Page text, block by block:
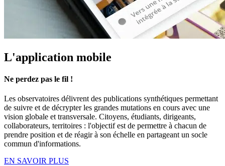
L'application mobile
Ne perdez pas le fil !
Les observatoires délivrent des publications synthétiques permettant
de suivre et de décrypter les grandes mutations en cours avec une
vision globale et transversale. Citoyens, étudiants, dirigeants,
collaborateurs, territoires : l'objectif est de permettre à chacun de
prendre position et de réagir à son échelle en partageant un socle
commun d'informations.
EN SAVOIR PLUS